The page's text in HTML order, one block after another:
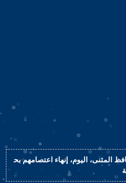
المثنى، اليوم، إنهاء اعتصامهم بح